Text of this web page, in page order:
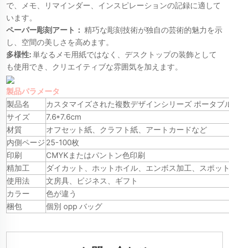
で、メモ、リマインダー、インスピレーションの記録に適して
います。
ペーパー彫刻アート： 精巧な彫刻技術が独自の芸術的魅力を示
し、空間の美しさを高めます。
多様性:単なるメモ用紙ではなく、デスクトップの装飾として
も使用でき、クリエイティブな雰囲気を加えます。
製品パラメータ
製品名
カスタマイズされた複数デザインシリーズ ポータ
サイズ
7.6*7.6cm
材質
オフセット紙、クラフト紙、アートカードなど
内側ページ 25-100枚
印刷
CMYKまたはパントン色印刷
精加工
ダイカット、ホットホイル、エンボス加工、スポッ
使用法
文房具、ビジネス、ギフト
カラー
色が違う
梱包
個別 opp バッグ